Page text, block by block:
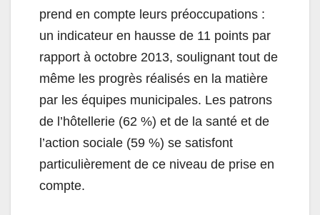
prend en compte leurs préoccupations :
un indicateur en hausse de 11 points par
rapport à octobre 2013, soulignant tout de
même les progrès réalisés en la matière
par les équipes municipales. Les patrons
de l’hôtellerie (62 %) et de la santé et de
l’action sociale (59 %) se satisfont
particulièrement de ce niveau de prise en
compte.